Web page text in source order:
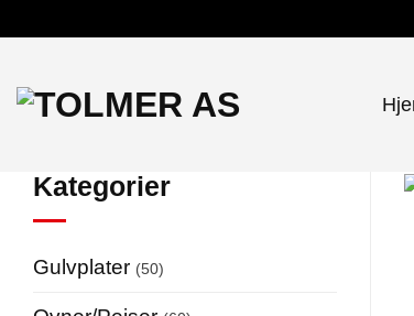
content
Kategorier
Gulvplater (50)